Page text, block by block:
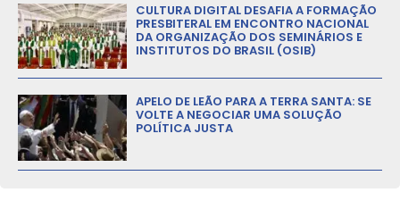
CULTURA DIGITAL DESAFIA A FORMAÇÃO
PRESBITERAL EM ENCONTRO NACIONAL
DA ORGANIZAÇÃO DOS SEMINÁRIOS E
INSTITUTOS DO BRASIL (OSIB)
APELO DE LEÃO PARA A TERRA SANTA: SE
VOLTE A NEGOCIAR UMA SOLUÇÃO
POLÍTICA JUSTA